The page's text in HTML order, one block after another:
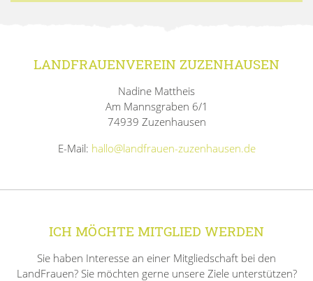
LANDFRAUENVEREIN ZUZENHAUSEN
Nadine Mattheis
Am Mannsgraben 6/1
74939 Zuzenhausen
E-Mail: hallo@landfrauen-zuzenhausen.de
ICH MÖCHTE MITGLIED WERDEN
Sie haben Interesse an einer Mitgliedschaft bei den
LandFrauen? Sie möchten gerne unsere Ziele unterstützen?